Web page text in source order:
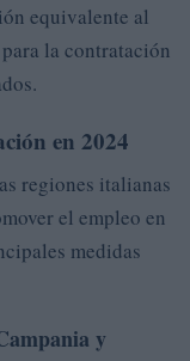
equivalente al
la contratación
en 2024
regiones italianas
el empleo en
medidas
y